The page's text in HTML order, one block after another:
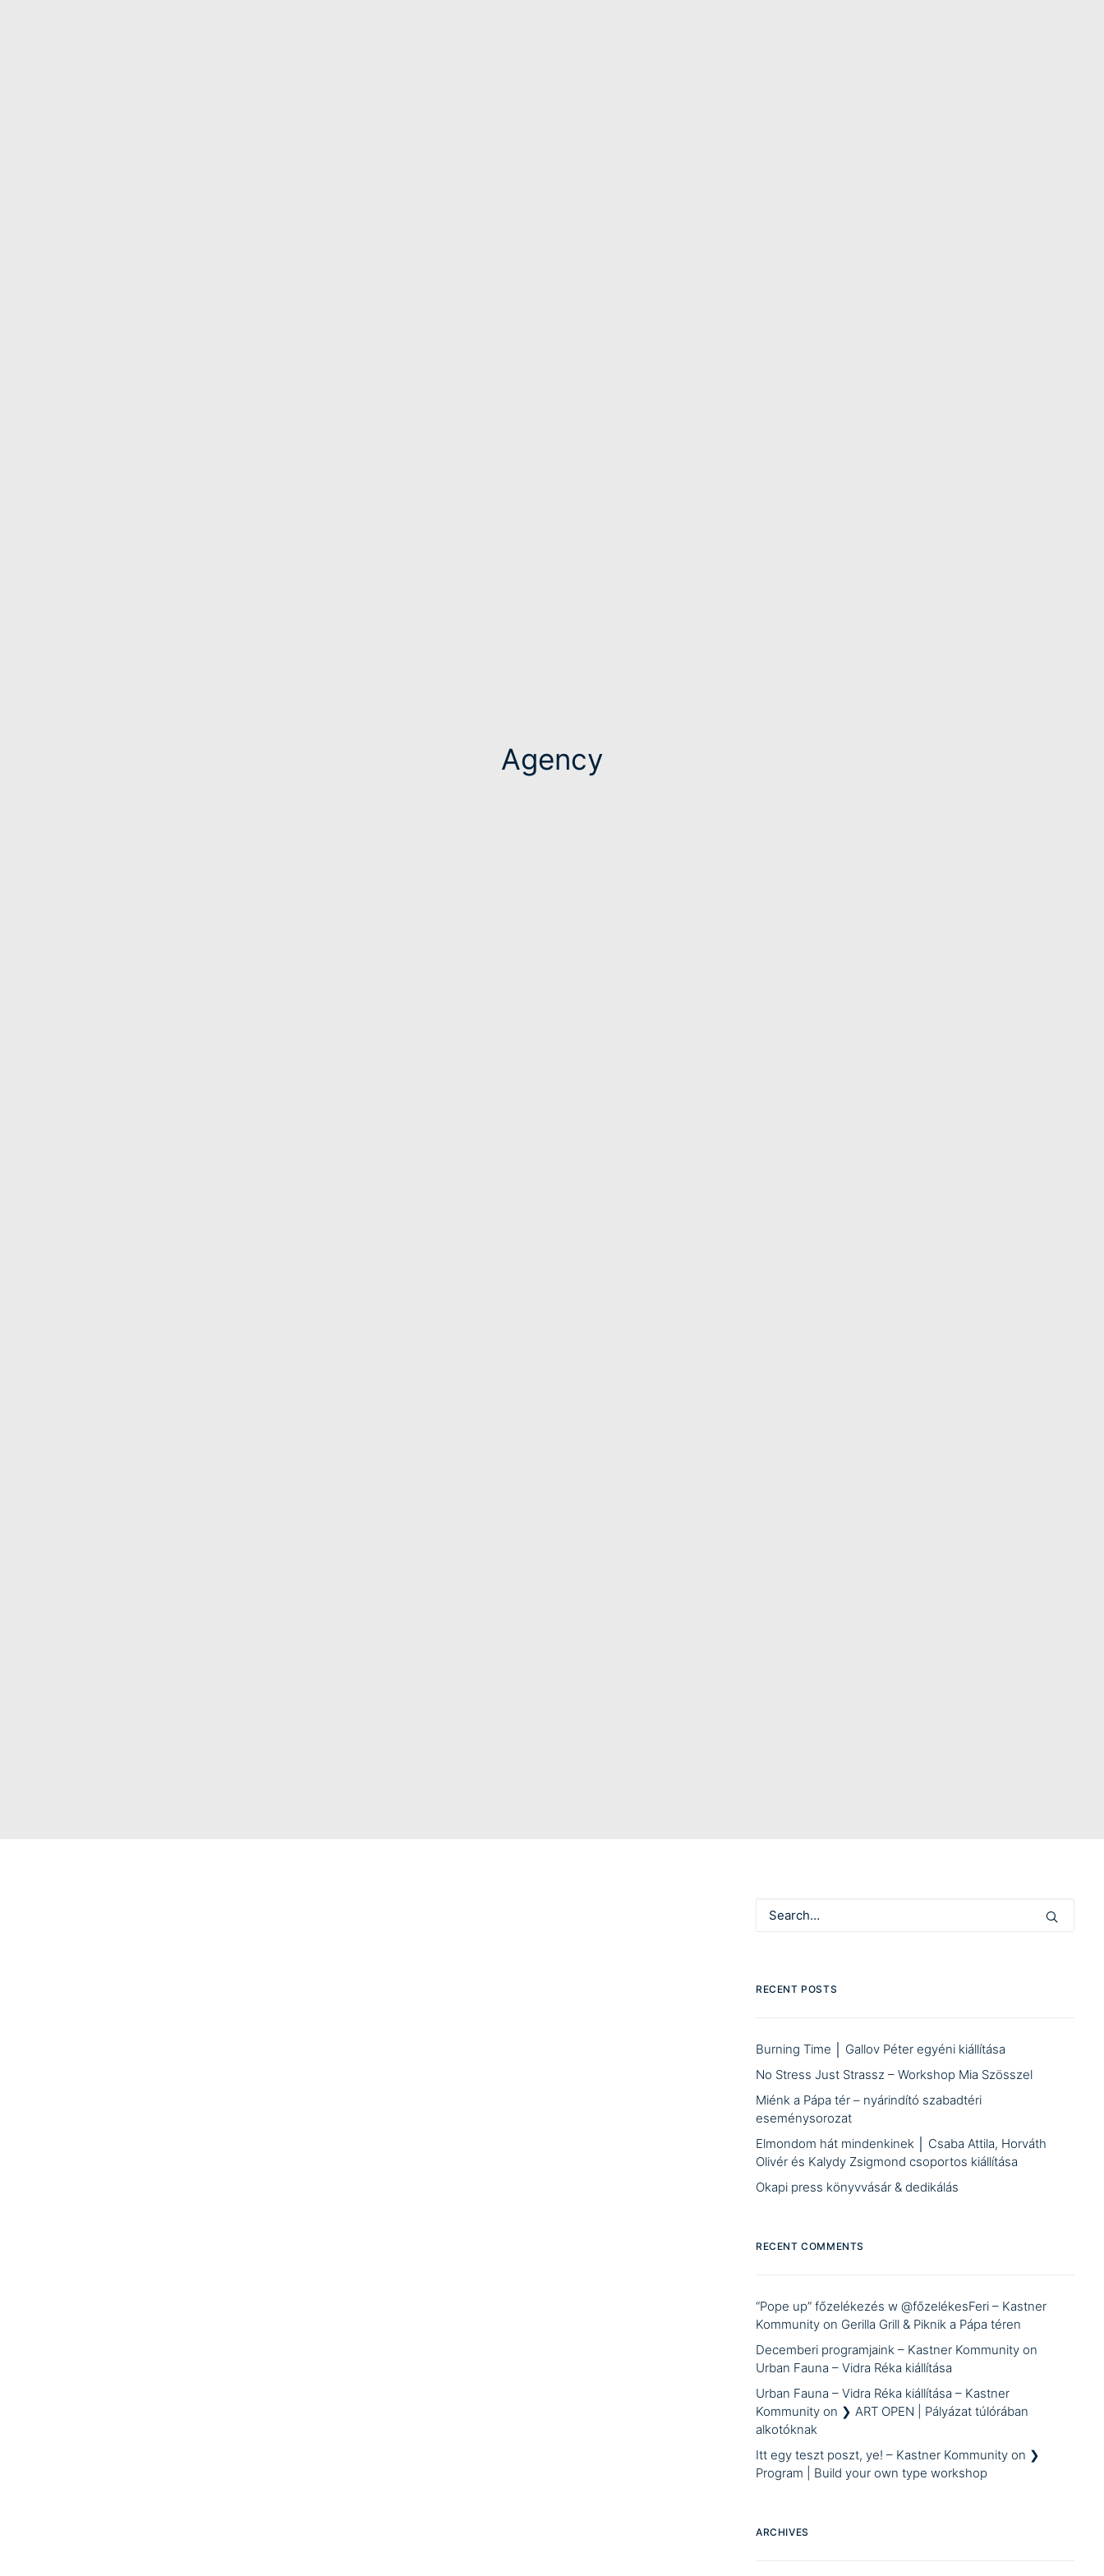
Agency
RECENT POSTS
Burning Time │ Gallov Péter egyéni kiállítása
No Stress Just Strassz – Workshop Mia Szösszel
Miénk a Pápa tér – nyárindító szabadtéri
eseménysorozat
Elmondom hát mindenkinek │ Csaba Attila, Horváth
Olivér és Kalydy Zsigmond csoportos kiállítása
Okapi press könyvvásár & dedikálás
RECENT COMMENTS
“Pope up” főzelékezés w @főzelékesFeri – Kastner
Kommunity on Gerilla Grill & Piknik a Pápa téren
Decemberi programjaink – Kastner Kommunity on
Urban Fauna – Vidra Réka kiállítása
Urban Fauna – Vidra Réka kiállítása – Kastner
Kommunity on ❯ ART OPEN | Pályázat túlórában
alkotóknak
Itt egy teszt poszt, ye! – Kastner Kommunity on ❯
Program | Build your own type workshop
ARCHIVES